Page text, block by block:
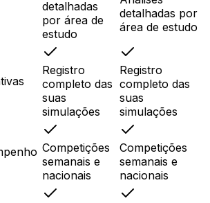
detalhadas
por área de
estudo
detalhadas por
área de estudo
Registro
completo das
suas
simulações
Registro
completo das
suas
simulações
Competições
semanais e
nacionais
Competições
semanais e
nacionais